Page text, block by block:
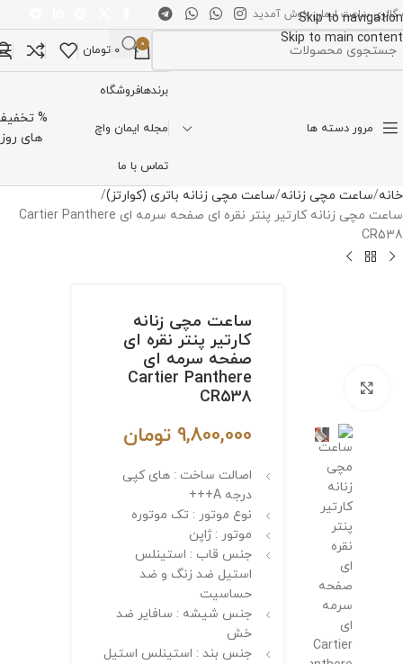
Skip to navigation
Skip to main content
گالری ساعت ایمان خوش آمدید
0
0 تومان
مرور دسته ها
برندهافروشگاه
مجله ایمان واچ
تماس با ما
%
های روز
خانه ساعت مچی زنانه ساعت مچی زنانه باتری (کوارتز)
ساعت مچی زنانه کارتیر پنتر نقره ای صفحه سرمه ای Cartier Panthere
CR538
برای بزرگنمایی کلیک کنید
ساعت مچی زنانه
کارتیر پنتر نقره ای
صفحه سرمه ای
Cartier Panthere
CR538
9,800,000 تومان
اصالت ساخت : های کپی
درجه A+++
نوع موتور : تک موتوره
موتور : ژاپن
جنس قاب : استینلس
استیل ضد زنگ و ضد
حساسیت
جنس شیشه : سافایر ضد
خش
جنس بند : استینلس استیل